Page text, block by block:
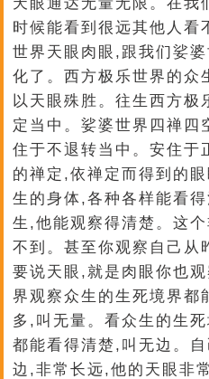
时候能看到很远其他人看
世界天眼肉眼,跟我们娑
化了。西方极乐世界的众
以天眼殊胜。往生西方极
定当中。娑婆世界四禅四
住于不退转当中。安住于
的禅定,依禅定而得到的
生的身体,各种各样能看
生,他能观察得清楚。这
不到。甚至你观察自己从
要说天眼,就是肉眼你也
界观察众生的生死境界都
多,叫无量。看众生的生
都能看得清楚,叫无边。
边,非常长远,他的天眼非